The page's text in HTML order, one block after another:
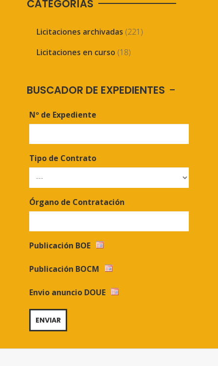
CATEGORÍAS
Licitaciones archivadas (221)
Licitaciones en curso (18)
BUSCADOR DE EXPEDIENTES
Nº de Expediente
Tipo de Contrato
Órgano de Contratación
Publicación BOE
Publicación BOCM
Envio anuncio DOUE